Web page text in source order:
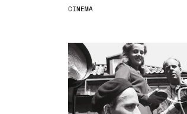
CINEMA